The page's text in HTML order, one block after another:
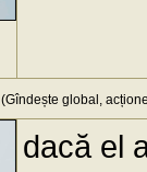
(Gîndește global,
dacă el